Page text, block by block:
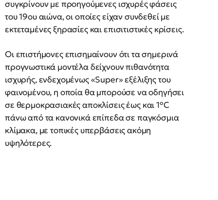
συγκρίνουν με προηγούμενες ισχυρές φάσεις
του 19ου αιώνα, οι οποίες είχαν συνδεθεί με
εκτεταμένες ξηρασίες και επισιτιστικές κρίσεις.
Οι επιστήμονες επισημαίνουν ότι τα σημερινά
προγνωστικά μοντέλα δείχνουν πιθανότητα
ισχυρής, ενδεχομένως «Super» εξέλιξης του
φαινομένου, η οποία θα μπορούσε να οδηγήσει
σε θερμοκρασιακές αποκλίσεις έως και 1°C
πάνω από τα κανονικά επίπεδα σε παγκόσμια
κλίμακα, με τοπικές υπερβάσεις ακόμη
υψηλότερες.